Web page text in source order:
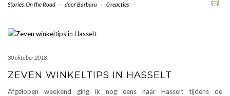
Stories On the Road - doorBarbara - 0 reacties
30 oktober 2018
ZEVEN WINKELTIPS IN HASSELT
Afgelopen weekend ging ik nog eens naar Hasselt tijdens de